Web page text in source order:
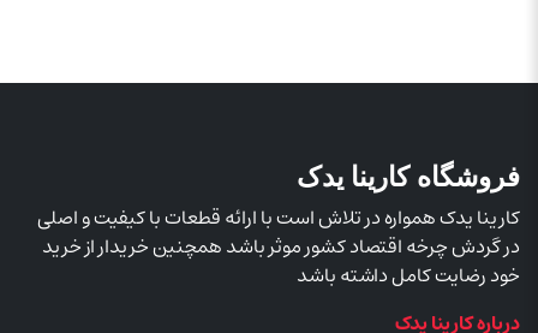
فروشگاه کارینا یدک
کارینا یدک همواره در تلاش است با ارائه قطعات با کیفیت و اصلی
در گردش چرخه اقتصاد کشور موثر باشد همچنین خریدار از خرید
خود رضایت کامل داشته باشد
درباره کارینا یدک